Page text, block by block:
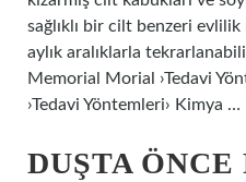
sağlıklı bir cilt benzeri
aylık aralıklarla
Memorial Morial ›Tedavi
›Tedavi Yöntemleri› Kimya …
DUŞTA